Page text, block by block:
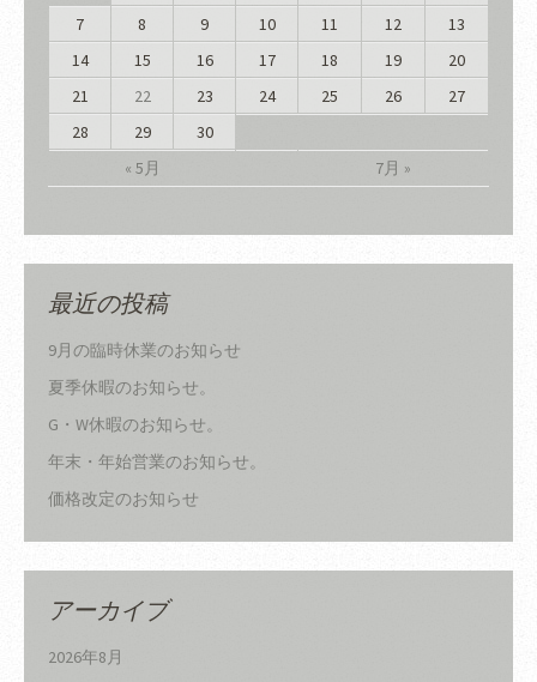
« 5月 7月 »
7
8 9 10 11 12
13
14
15 16 17 18 19
20
21
22 23 24 25 26
27
28
29 30
最近の投稿
9月の臨時休業のお知らせ
夏季休暇のお知らせ。
G・W休暇のお知らせ。
年末・年始営業のお知らせ。
価格改定のお知らせ
アーカイブ
2026年8月